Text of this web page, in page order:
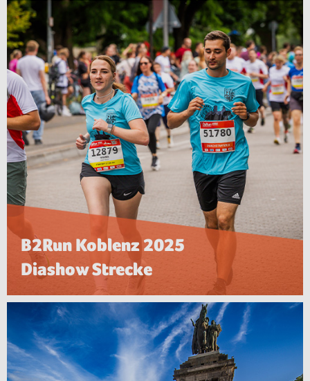
B2Run Koblenz 2025
Diashow Strecke